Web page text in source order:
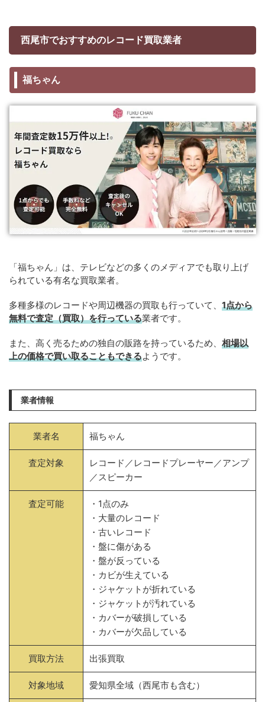
西尾市でおすすめのレコード買取業者
福ちゃん
「福ちゃん」は、テレビなどの多くのメディアでも取り上げ
られている有名な買取業者。
多種多様のレコードや周辺機器の買取も行っていて、 1点から
無料で査定（買取）を行っている業者です。
また、高く売るための独自の販路を持っているため、 相場以
上の価格で買い取ることもできるようです。
業者情報
業者名 福ちゃん
査定対象
レコード／レコードプレーヤー／アンプ
／スピーカー
査定可能
・1点のみ
・大量のレコード
・古いレコード
・盤に傷がある
・盤が反っている
・カビが生えている
・ジャケットが折れている
・ジャケットが汚れている
・カバーが破損している
・カバーが欠品している
買取方法 出張買取
対象地域 愛知県全域（西尾市も含む）